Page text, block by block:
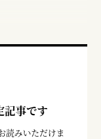
記事です
読みいただけま